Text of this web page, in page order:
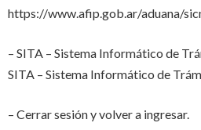
https://www.afip.gob.ar/aduana/
– SITA – Sistema Informático de
SITA – Sistema Informático de
– Cerrar sesión y volver a ingresar.